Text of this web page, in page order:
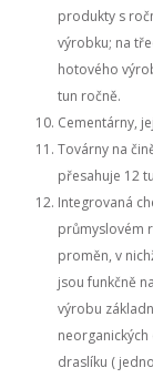
produkty s
výrobku; na
hotového
tun ročně.
Cementárny,
Továrny na
přesahuje 12
Integrovaná
průmyslovém
proměn, v
jsou funkčně
výrobu
draslíku (